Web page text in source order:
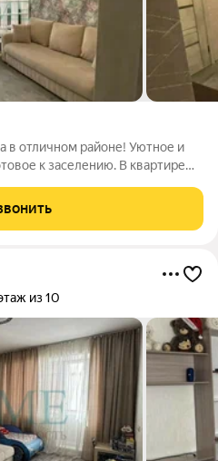
в отличном районе! Уютное и
к заселению. В квартире
планировка. Приглашаем к
из 10